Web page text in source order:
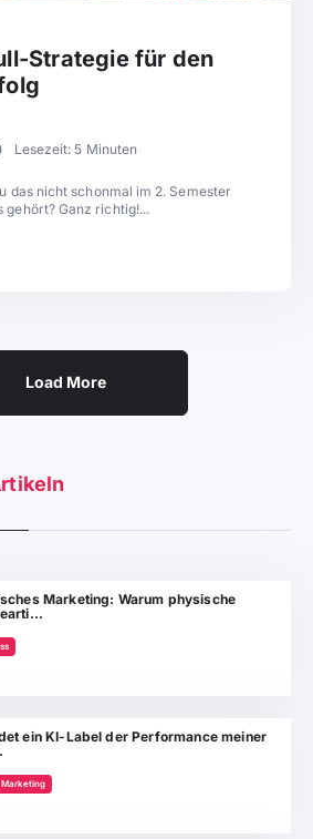
Strategie für den
Lesezeit: 5 Minuten
das nicht schonmal im 2. Semester
gehört? Ganz richtig!...
Load More
Marketing: Warum physische
ein KI-Label der Performance meiner